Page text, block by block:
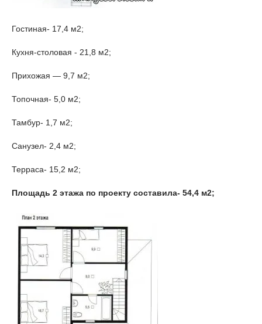
Гостиная- 17,4 м2;
Кухня-столовая - 21,8 м2;
Прихожая — 9,7 м2;
Топочная- 5,0 м2;
Тамбур- 1,7 м2;
Санузел- 2,4 м2;
Терраса- 15,2 м2;
Площадь 2 этажа по проекту составила- 54,4 м2;